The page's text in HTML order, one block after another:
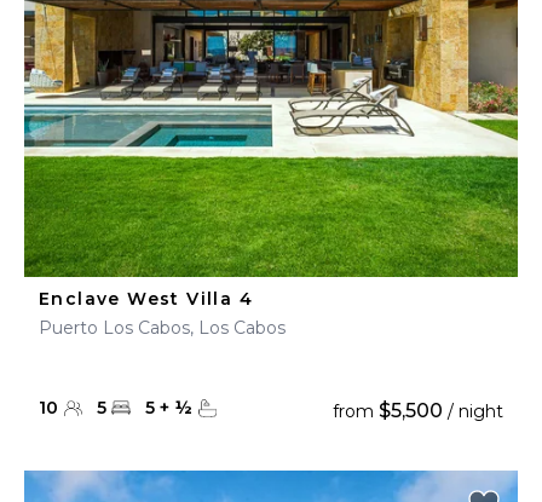
Enclave West Villa 4
Puerto Los Cabos, Los Cabos
10 5 5 + ½ from $5,500 / night